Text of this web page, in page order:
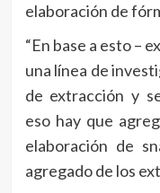
elaboración de
“En base a esto –
una línea de
de extracción y
eso hay que
elaboración de
agregado de los